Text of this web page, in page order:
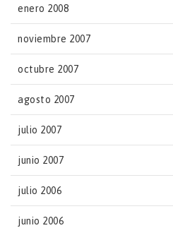
enero 2008
noviembre 2007
octubre 2007
agosto 2007
julio 2007
junio 2007
julio 2006
junio 2006